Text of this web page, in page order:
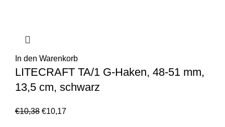
In den Warenkorb
LITECRAFT TA/1 G-Haken, 48-51 mm,
13,5 cm, schwarz
€10,38 €10,17